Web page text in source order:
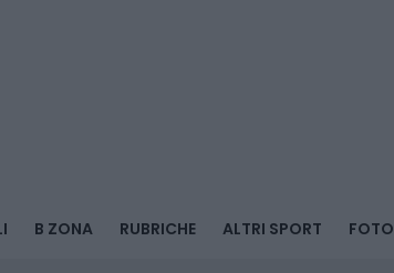
B ZONA RUBRICHE ALTRI SPORT FOTO